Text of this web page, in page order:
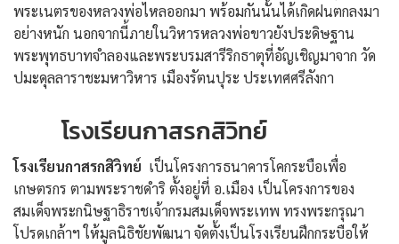
พระเนตรของหลวงพ่อไหลออกมา พร้อมกันนั้นได้เกิดฝนตกลงมา
อย่างหนัก นอกจากนี้ภายในวิหารหลวงพ่อขาวยังประดิษฐาน
พระพุทธบาทจำลองและพระบรมสารีริกธาตุที่อัญเชิญมาจาก วัด
ปมะดุลลาราชะมหาวิหาร เมืองรัตนปุระ ประเทศศรีลังกา
โรงเรียนกาสรกสิวิทย์
โรงเรียนกาสรกสิวิทย์ เป็นโครงการธนาคารโคกระบือเพื่อ
เกษตรกร ตามพระราชดำริ ตั้งอยู่ที่ อ.เมือง เป็นโครงการของ
สมเด็จพระกนิษฐาธิราชเจ้ากรมสมเด็จพระเทพ ทรงพระกรุณา
โปรดเกล้าฯ ให้มูลนิธิชัยพัฒนา จัดตั้งเป็นโรงเรียนฝึกกระบือให้